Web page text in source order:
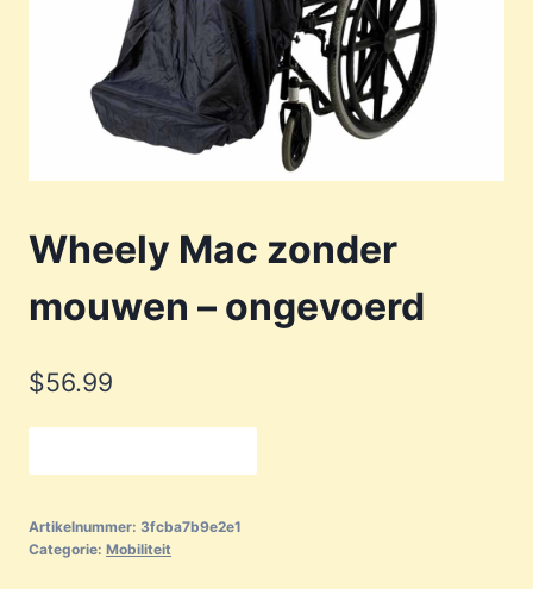
Wheely Mac zonder
mouwen – ongevoerd
$56.99
Artikelnummer: 3fcba7b9e2e1
Categorie: Mobiliteit